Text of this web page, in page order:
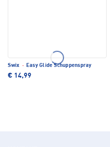
Swix · Easy Glide Schuppenspray
€ 14,99